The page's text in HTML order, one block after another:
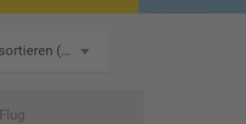
Nach Preis sortieren (aufsteigend)